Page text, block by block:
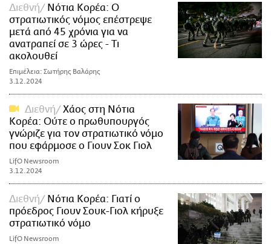
Διεθνή
Νότια Κορέα: Ο
στρατιωτικός νόμος επέστρεψε
μετά από 45 χρόνια για να
ανατραπεί σε 3 ώρες - Τι
ακολουθεί
Επιμέλεια: Σωτήρης Βαλάρης
3.12.2024
Διεθνή
Χάος στη Νότια
Κορέα: Ούτε ο πρωθυπουργός
γνώριζε για τον στρατιωτικό νόμο
που εφάρμοσε ο Γιουν Σοκ Γιολ
LifO Newsroom
3.12.2024
Διεθνή
Νότια Κορέα: Γιατί ο
πρόεδρος Γιουν Σουκ-Γιολ κήρυξε
στρατιωτικό νόμο
LifO Newsroom